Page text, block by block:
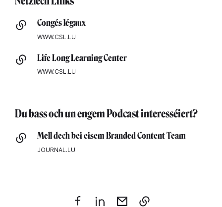
Congés légaux
WWW.CSL.LU
Life Long Learning Center
WWW.CSL.LU
Du bass och un engem Podcast interesséiert?
Mell dech bei eisem Branded Content Team
JOURNAL.LU